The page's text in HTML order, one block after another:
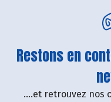
Restons en
....et retrouvez nos